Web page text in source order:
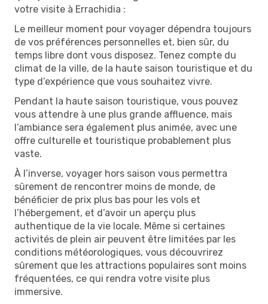
votre visite à Errachidia :
Le meilleur moment pour voyager dépendra toujours
de vos préférences personnelles et, bien sûr, du
temps libre dont vous disposez. Tenez compte du
climat de la ville, de la haute saison touristique et du
type d’expérience que vous souhaitez vivre.
Pendant la haute saison touristique, vous pouvez
vous attendre à une plus grande affluence, mais
l’ambiance sera également plus animée, avec une
offre culturelle et touristique probablement plus
vaste.
À l’inverse, voyager hors saison vous permettra
sûrement de rencontrer moins de monde, de
bénéficier de prix plus bas pour les vols et
l’hébergement, et d’avoir un aperçu plus
authentique de la vie locale. Même si certaines
activités de plein air peuvent être limitées par les
conditions météorologiques, vous découvrirez
sûrement que les attractions populaires sont moins
fréquentées, ce qui rendra votre visite plus
immersive.